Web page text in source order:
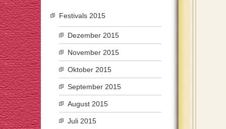
Festivals 2015
Dezember 2015
November 2015
Oktober 2015
September 2015
August 2015
Juli 2015